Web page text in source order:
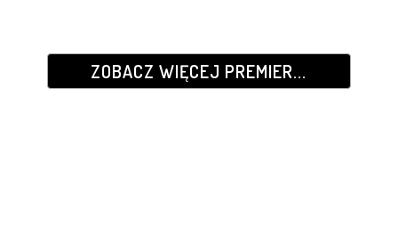
ZOBACZ WIĘCEJ PREMIER...